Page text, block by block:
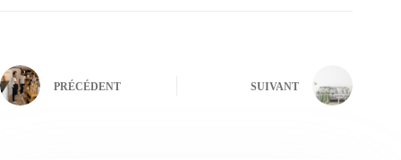
PRÉCÉDENT SUIVANT